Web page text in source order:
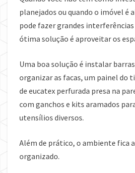
planejados ou quando o imóvel é
pode fazer grandes
ótima solução é aproveitar os
Uma boa solução é instalar
organizar as facas, um painel do
de eucatex perfurada presa na
com ganchos e kits aramados
utensílios diversos.
Além de prático, o ambiente fica
organizado.